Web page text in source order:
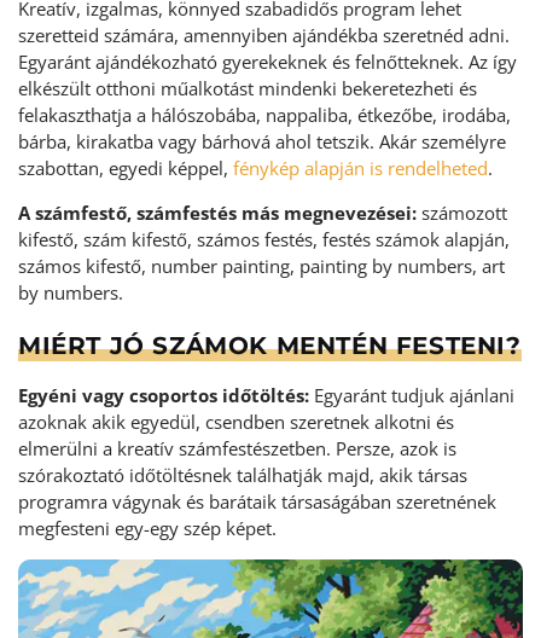
Kreatív, izgalmas, könnyed szabadidős program lehet
szeretteid számára, amennyiben ajándékba szeretnéd adni.
Egyaránt ajándékozható gyerekeknek és felnőtteknek. Az így
elkészült otthoni műalkotást mindenki bekeretezheti és
felakaszthatja a hálószobába, nappaliba, étkezőbe, irodába,
bárba, kirakatba vagy bárhová ahol tetszik. Akár személyre
szabottan, egyedi képpel, fénykép alapján is rendelheted.
A számfestő, számfestés más megnevezései: számozott
kifestő, szám kifestő, számos festés, festés számok alapján,
számos kifestő, number painting, painting by numbers, art
by numbers.
MIÉRT JÓ SZÁMOK MENTÉN FESTENI?
Egyéni vagy csoportos időtöltés: Egyaránt tudjuk ajánlani
azoknak akik egyedül, csendben szeretnek alkotni és
elmerülni a kreatív számfestészetben. Persze, azok is
szórakoztató időtöltésnek találhatják majd, akik társas
programra vágynak és barátaik társaságában szeretnének
megfesteni egy-egy szép képet.